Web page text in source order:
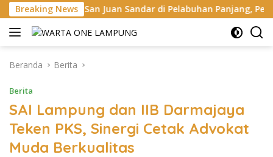
Langsung
ke
konten
Breaking News
Juan Sandar di Pelabuhan Panjang, Pelindo Dukung Super
Beranda Berita
Berita
SAI Lampung dan IIB Darmajaya
Teken PKS, Sinergi Cetak Advokat
Muda Berkualitas